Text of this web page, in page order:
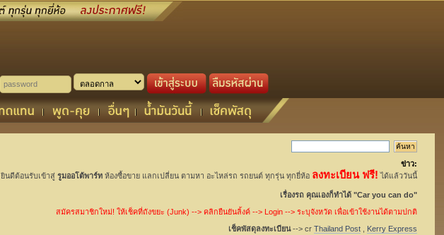
ข่าว:
ยินดีต้อนรับเข้าสู่ รูมออโต้พาร์ทห้องซื้อขาย แลกเปลี่ยน ตามหา อะไหล่รถ รถยนต์ ทุกรุ่น ทุกยี่ห้อ ลงทะเบียน ฟรี! ได้แล้ววันนี้
เรื่องรถ คุณเองก็ทำได้ "Car you can do"
สมัครสมาชิกใหม่! ให้เช็คที่ถังขยะ (Junk) --> คลิกยืนยันลิ้งค์ --> Login --> ระบุจังหวัด เพื่อเข้าใช้งานได้ตามปกติ
เช็คพัสดุลงทะเบียน--> cr Thailand Post,
Kerry Express